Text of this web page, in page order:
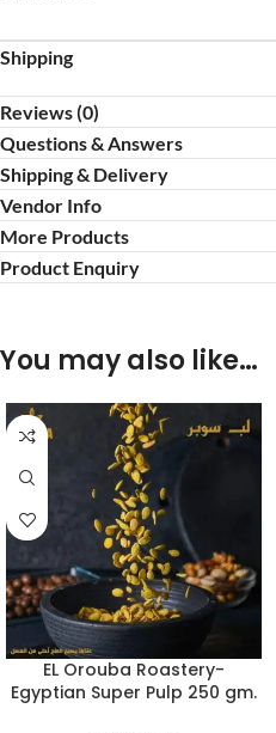
Shipping
Reviews (0)
Questions & Answers
Shipping & Delivery
Vendor Info
More Products
Product Enquiry
You may also like…
EL Orouba Roastery-
Egyptian Super Pulp 250 gm.